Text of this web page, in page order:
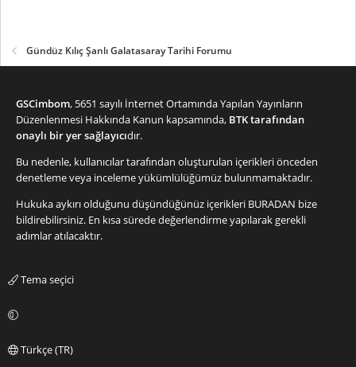
Gündüz Kılıç Şanlı Galatasaray Tarihi Forumu
GSCimbom, 5651 sayılı İnternet Ortamında Yapılan Yayınların
Düzenlenmesi Hakkında Kanun kapsamında, BTK tarafından
onaylı bir yer sağlayıcıdır.
Bu nedenle, kullanıcılar tarafından oluşturulan içerikleri önceden
denetleme veya inceleme yükümlülüğümüz bulunmamaktadır.
Hukuka aykırı olduğunu düşündüğünüz içerikleri BURADAN bize
bildirebilirsiniz. En kısa sürede değerlendirme yapılarak gerekli
adımlar atılacaktır.
Tema seçici
Türkçe (TR)